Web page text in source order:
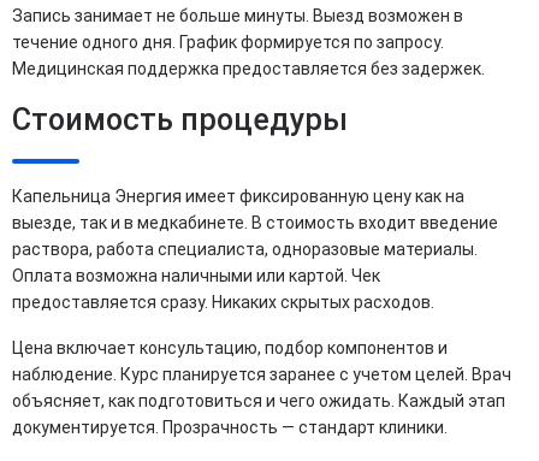
Запись занимает не больше минуты. Выезд возможен в
течение одного дня. График формируется по запросу.
Медицинская поддержка предоставляется без задержек.
Стоимость процедуры
Капельница Энергия имеет фиксированную цену как на
выезде, так и в медкабинете. В стоимость входит введение
раствора, работа специалиста, одноразовые материалы.
Оплата возможна наличными или картой. Чек
предоставляется сразу. Никаких скрытых расходов.
Цена включает консультацию, подбор компонентов и
наблюдение. Курс планируется заранее с учетом целей. Врач
объясняет, как подготовиться и чего ожидать. Каждый этап
документируется. Прозрачность — стандарт клиники.